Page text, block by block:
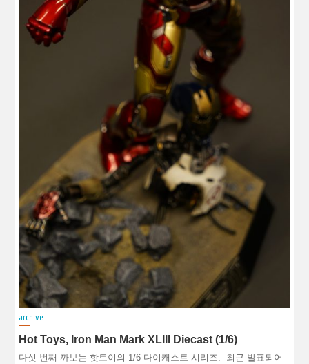
archive
Hot Toys, Iron Man Mark XLIII Diecast (1/6)
다섯 번째 까보는 핫토이의 1/6 다이캐스트 시리즈. 최근 발표되어